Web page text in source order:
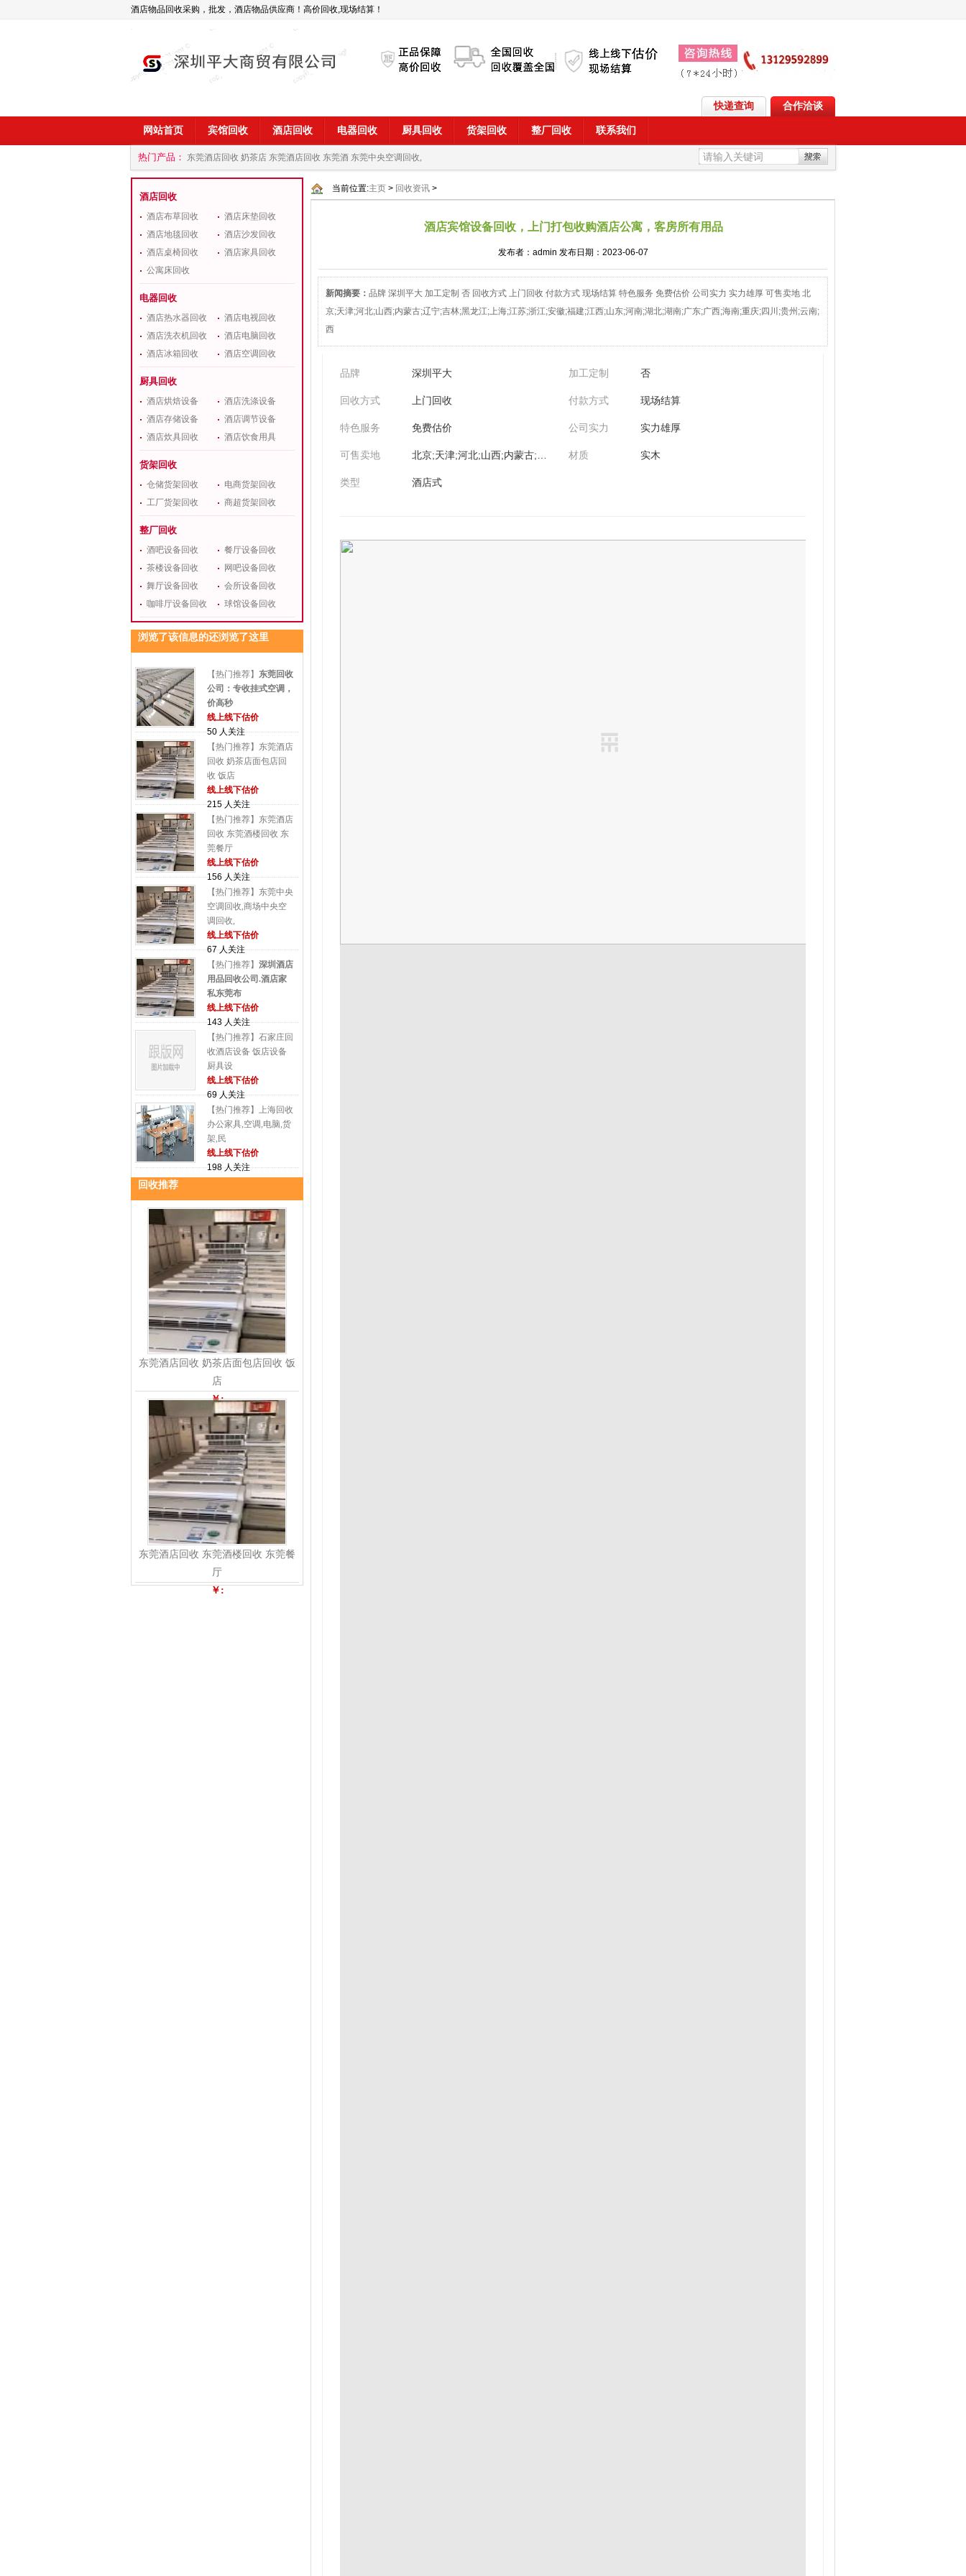
酒店物品回收采购，批发，酒店物品供应商！高价回收,现场结算！
快递查询 合作洽谈
网站首页 宾馆回收 酒店回收 电器回收 厨具回收 货架回收 整厂回收 联系我们
热门产品： 东莞酒店回收 奶茶店 东莞酒店回收 东莞酒 东莞中央空调回收,
商 深圳酒店用品回收公司
酒店回收
酒店布草回收
酒店床垫回收
酒店地毯回收
酒店沙发回收
酒店桌椅回收
酒店家具回收
公寓床回收
电器回收
酒店热水器回收
酒店电视回收
酒店洗衣机回收
酒店电脑回收
酒店冰箱回收
酒店空调回收
厨具回收
酒店烘焙设备
酒店洗涤设备
酒店存储设备
酒店调节设备
酒店炊具回收
酒店饮食用具
货架回收
仓储货架回收
电商货架回收
工厂货架回收
商超货架回收
整厂回收
酒吧设备回收
餐厅设备回收
茶楼设备回收
网吧设备回收
舞厅设备回收
会所设备回收
咖啡厅设备回收
球馆设备回收
浏览了该信息的还浏览了这里
【热门推荐】 东莞回收
公司：专收挂式空调，
价高秒
线上线下估价
50 人关注
【热门推荐】东莞酒店
回收 奶茶店面包店回
收 饭店
线上线下估价
215 人关注
【热门推荐】东莞酒店
回收 东莞酒楼回收 东
莞餐厅
线上线下估价
156 人关注
【热门推荐】东莞中央
空调回收,商场中央空
调回收,
线上线下估价
67 人关注
【热门推荐】 深圳酒店
用品回收公司.酒店家
私东莞布
线上线下估价
143 人关注
【热门推荐】石家庄回
收酒店设备 饭店设备
厨具设
线上线下估价
69 人关注
【热门推荐】上海回收
办公家具,空调,电脑,货
架,民
线上线下估价
198 人关注
回收推荐
东莞酒店回收 奶茶店面包店回收 饭
店
￥:
东莞酒店回收 东莞酒楼回收 东莞餐
厅
￥:
当前位置:主页 > 回收资讯 >
酒店宾馆设备回收，上门打包收购酒店公寓，客房所有用品
发布者：admin 发布日期：2023-06-07
新闻摘要： 品牌 深圳平大 加工定制 否 回收方式 上门回收 付款方式 现场结算 特色服务 免费估价 公司实力 实力雄厚 可售卖地 北
京;天津;河北;山西;内蒙古;辽宁;吉林;黑龙江;上海;江苏;浙江;安徽;福建;江西;山东;河南;湖北;湖南;广东;广西;海南;重庆;四川;贵州;云南;
西
品牌 深圳平大 加工定制 否
回收方式 上门回收 付款方式 现场结算
特色服务 免费估价 公司实力 实力雄厚
可售卖地 材质 实木
类型 酒店式